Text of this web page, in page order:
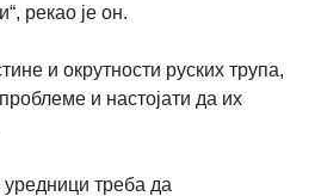
рекао је он.
и окрутности руских трупа,
и настојати да их
уредници треба да